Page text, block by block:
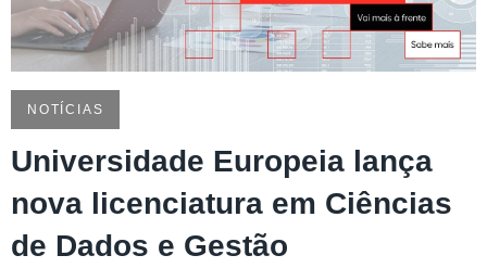
NOTÍCIAS
Universidade Europeia lança
nova licenciatura em Ciências
de Dados e Gestão